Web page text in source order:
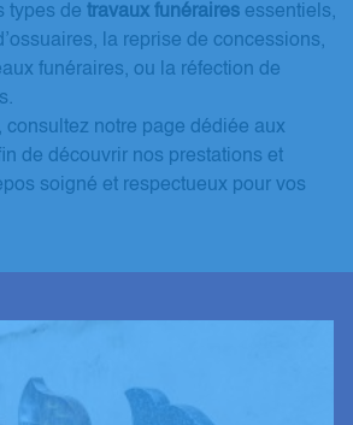
types de travaux funéraires essentiels,
la reprise de concessions,
funéraires, ou la réfection de
consultez notre page dédiée aux
de découvrir nos prestations et
soigné et respectueux pour vos